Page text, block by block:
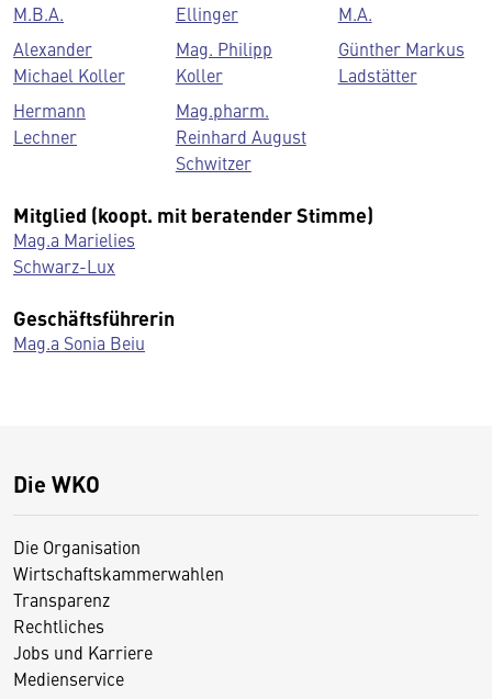
M.B.A.
Ellinger
M.A.
Alexander
Michael Koller
Mag. Philipp
Koller
Günther Markus
Ladstätter
Hermann
Lechner
Mag.pharm.
Reinhard August
Schwitzer
Mitglied (koopt. mit beratender Stimme)
Mag.a Marielies
Schwarz-Lux
Geschäftsführerin
Mag.a Sonia Beiu
Die WKO
Die Organisation
Wirtschaftskammerwahlen
Transparenz
Rechtliches
Jobs und Karriere
Medienservice